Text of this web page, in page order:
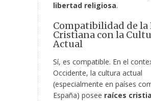
libertad religiosa.
Compatibilidad de la
Cristiana con la
Actual
Sí, es compatible. En el
Occidente, la cultura actual
(especialmente en países
España) posee raíces